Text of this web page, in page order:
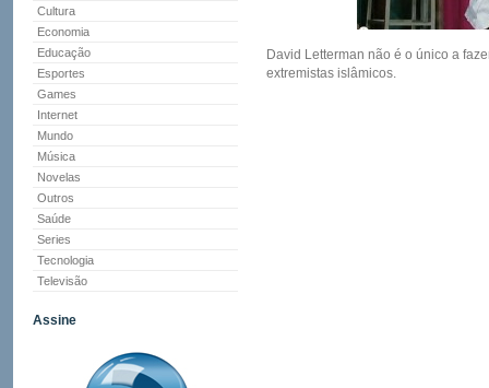
Cultura
Economia
Educação
Esportes
Games
Internet
Mundo
Música
Novelas
Outros
Saúde
Series
Tecnologia
Televisão
Assine
David Letterman não é o único a
extremistas islâmicos.